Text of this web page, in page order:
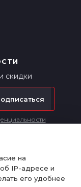
скидки
не является
РФ.
на
IP-адресе и
его удобнее